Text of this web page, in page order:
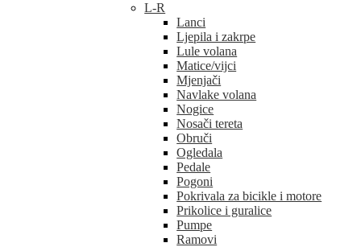
L-R
Lanci
Ljepila i zakrpe
Lule volana
Matice/vijci
Mjenjači
Navlake volana
Nogice
Nosači tereta
Obruči
Ogledala
Pedale
Pogoni
Pokrivala za bicikle i motore
Prikolice i guralice
Pumpe
Ramovi